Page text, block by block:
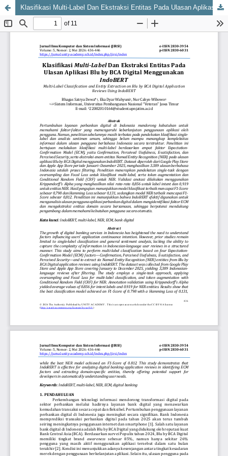
Klasifikasi Multi-Label Dan Ekstraksi Entitas Pada Ulasan Aplikasi Blu by BCA Digital Menggunakan IndoBERT